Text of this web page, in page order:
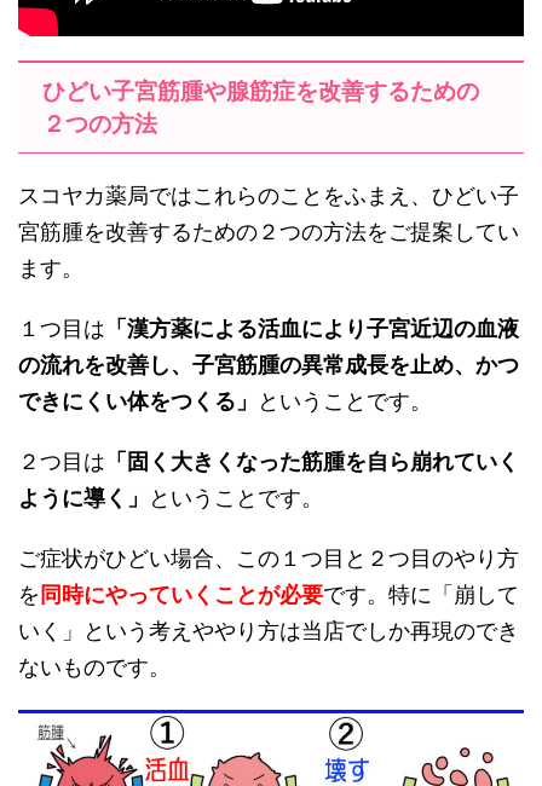
ひどい子宮筋腫や腺筋症を改善するための
２つの方法
スコヤカ薬局ではこれらのことをふまえ、ひどい子
宮筋腫を改善するための２つの方法をご提案してい
ます。
１つ目は 「漢方薬による活血により子宮近辺の血液
の流れを改善し、子宮筋腫の異常成長を止め、かつ
できにくい体をつくる」
ということです。
２つ目は 「固く大きくなった筋腫を自ら崩れていく
ように導く」
ということです。
ご症状がひどい場合、この１つ目と２つ目のやり方
を 同時にやっていくことが必要です。特に「崩して
いく」という考えややり方は当店でしか再現のでき
ないものです。